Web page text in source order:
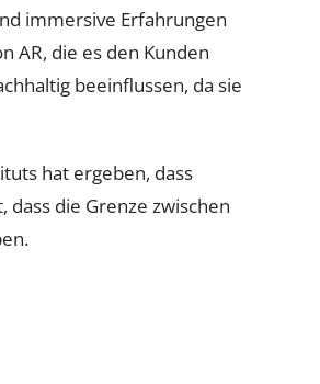
immersive Erfahrungen
AR, die es den Kunden
beeinflussen, da sie
hat ergeben, dass
die Grenze zwischen